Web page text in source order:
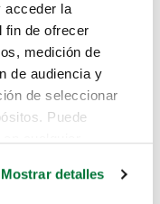
acceder la
fin de ofrecer
medición de
de audiencia y
de seleccionar
Puede
Mostrar detalles
como
aquí.
estás